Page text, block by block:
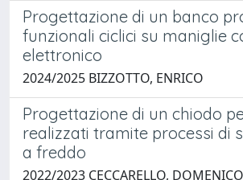
Progettazione di un banco
funzionali ciclici su maniglie
elettronico
2024/2025 BIZZOTTO, ENRICO
Progettazione di un chiodo
realizzati tramite processi di
a freddo
2022/2023 CECCARELLO, DOMENICO